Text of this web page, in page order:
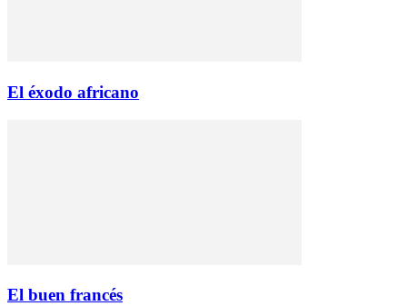
El éxodo africano
El buen francés